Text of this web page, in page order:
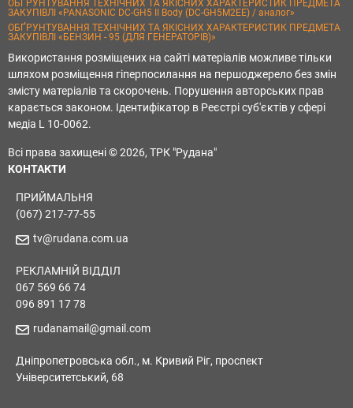
ОБҐРУНТУВАННЯ ТЕХНІЧНИХ ТА ЯКІСНИХ ХАРАКТЕРИСТИК ПРЕДМЕТА
ЗАКУПІВЛІ «PANASONIC DC-GH5 II Body (DC-GH5M2EE) / аналог»
ОБҐРУНТУВАННЯ ТЕХНІЧНИХ ТА ЯКІСНИХ ХАРАКТЕРИСТИК ПРЕДМЕТА
ЗАКУПІВЛІ «БЕНЗИН - 95 (ДЛЯ ГЕНЕРАТОРІВ)»
Використання розміщених на сайті матеріалів можливе тільки
шляхом розміщення гіперпосилання на першоджерело без змін
змісту матеріалів та скорочень. Порушення авторських прав
карається законом. Ідентифікатор в Реєстрі суб'єктів у сфері
медіа L 10-0062.
Всі права захищені © 2026, ТРК "Рудана"
КОНТАКТИ
ПРИЙМАЛЬНЯ
(067) 217-77-55
tv@rudana.com.ua
РЕКЛАМНІЙ ВІДДІЛ
067 569 66 74
096 891 17 78
rudanamail@gmail.com
Дніпропетровська обл., м. Кривий Ріг, проспект
Університетський, 68